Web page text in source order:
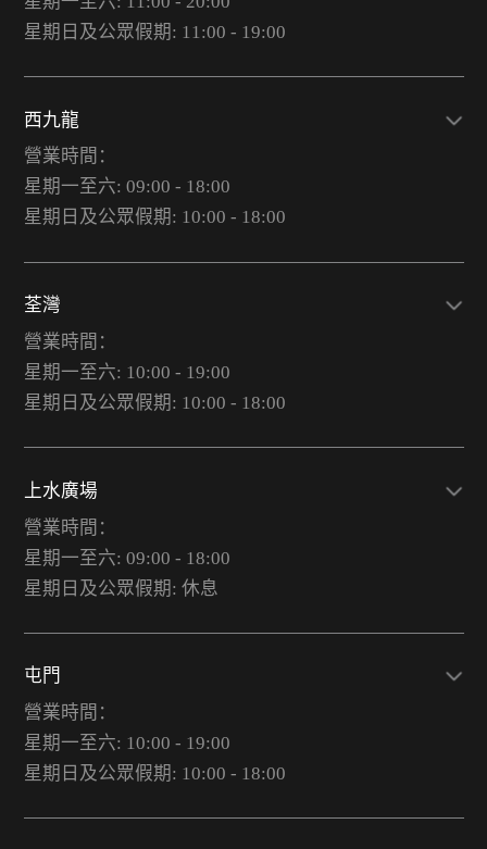
星期日及公眾假期: 11:00 - 19:00
西九龍
營業時間：
星期一至六: 09:00 - 18:00
星期日及公眾假期: 10:00 - 18:00
荃灣
營業時間：
星期一至六: 10:00 - 19:00
星期日及公眾假期: 10:00 - 18:00
上水廣場
營業時間：
星期一至六: 09:00 - 18:00
星期日及公眾假期: 休息
屯門
營業時間：
星期一至六: 10:00 - 19:00
星期日及公眾假期: 10:00 - 18:00